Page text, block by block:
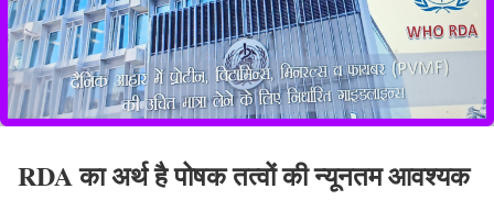
RDA का अर्थ है पोषक तत्वों की न्यूनतम आवश्यक